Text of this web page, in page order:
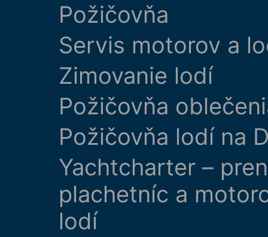
Požičovňa
Servis motorov a
Zimovanie lodí
Požičovňa
Požičovňa lodí na
Yachtcharter –
plachetníc a
lodí